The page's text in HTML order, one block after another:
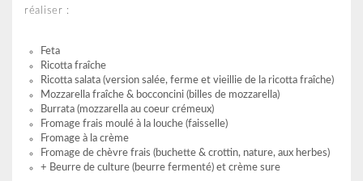
réaliser :
Feta
Ricotta fraîche
Ricotta salata (version salée, ferme et vieillie de la ricotta fraîche)
Mozzarella fraîche & bocconcini (billes de mozzarella)
Burrata (mozzarella au coeur crémeux)
Fromage frais moulé à la louche (faisselle)
Fromage à la crème
Fromage de chèvre frais (buchette & crottin, nature, aux herbes)
+ Beurre de culture (beurre fermenté) et crème sure